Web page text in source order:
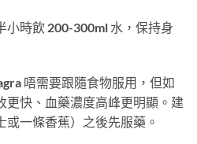
小時飲 200-300ml 水，保持身
唔需要跟隨食物服用，但如
更快、血藥濃度高峰更明顯。建
一條香蕉）之後先服藥。